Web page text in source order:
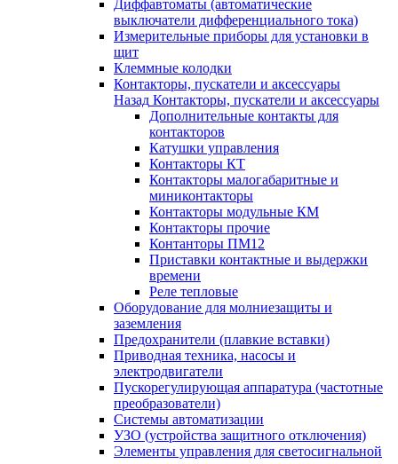
Диффавтоматы (автоматические
выключатели дифференциального тока)
Измерительные приборы для установки в
щит
Клеммные колодки
Контакторы, пускатели и аксессуары
Назад Контакторы, пускатели и аксессуары
Дополнительные контакты для
контакторов
Катушки управления
Контакторы КТ
Контакторы малогабаритные и
миниконтакторы
Контакторы модульные КМ
Контакторы прочие
Контанторы ПМ12
Приставки контактные и выдержки
времени
Реле тепловые
Оборудование для молниезащиты и
заземления
Предохранители (плавкие вставки)
Приводная техника, насосы и
электродвигатели
Пускорегулирующая аппаратура (частотные
преобразователи)
Системы автоматизации
УЗО (устройства защитного отключения)
Элементы управления для светосигнальной